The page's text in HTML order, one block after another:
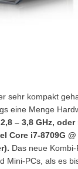
sehr kompakt
eine Menge
– 3,8 GHz,
Core i7-8709G
Das neue
Mini-PCs, als es